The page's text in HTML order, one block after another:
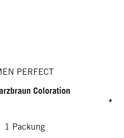
PERFECT
Coloration
1 Packung